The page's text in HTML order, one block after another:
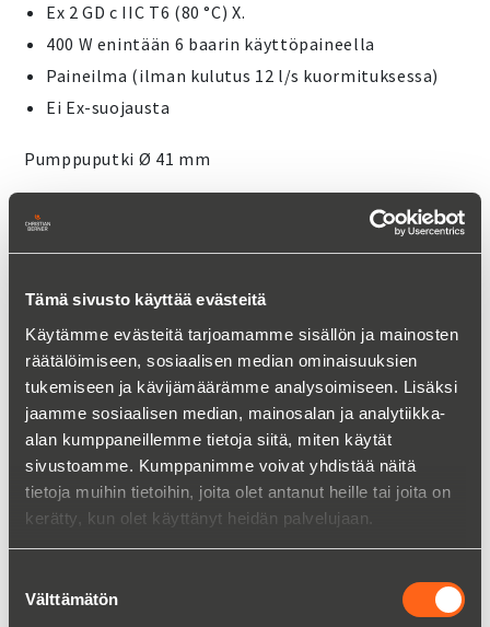
Tämä sivusto käyttää evästeitä
Käytämme evästeitä tarjoamamme sisällön ja mainosten
räätälöimiseen, sosiaalisen median ominaisuuksien
tukemiseen ja kävijämäärämme analysoimiseen. Lisäksi
jaamme sosiaalisen median, mainosalan ja analytiikka-
alan kumppaneillemme tietoja siitä, miten käytät
sivustoamme. Kumppanimme voivat yhdistää näitä
tietoja muihin tietoihin, joita olet antanut heille tai joita on
kerätty, kun olet käyttänyt heidän palvelujaan.
valinta
Välttämätön
Ex 2 GD c IIC T6 (80 °C) X.
400 W enintään 6 baarin käyttöpaineella
Paineilma (ilman kulutus 12 l/s kuormituksessa)
Ei Ex-suojausta
Pumppuputki Ø 41 mm
Pumppuputket ruostumaton teräs,
OTA YHTEYTTÄ LISÄTIETOJA VARTEN: